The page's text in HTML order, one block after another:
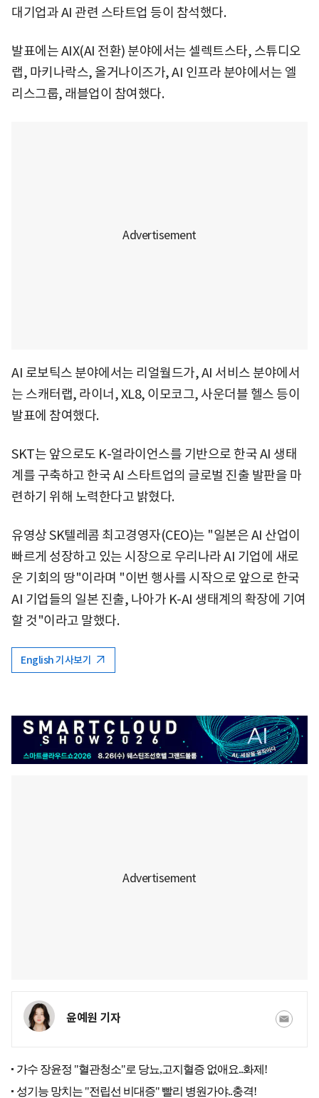
대기업과 AI 관련 스타트업 등이 참석했다.
발표에는 AIX(AI 전환) 분야에서는 셀렉트스타, 스튜디오
랩, 마키나락스, 올거나이즈가, AI 인프라 분야에서는 엘
리스그룹, 래블업이 참여했다.
AI 로보틱스 분야에서는 리얼월드가, AI 서비스 분야에서
는 스캐터랩, 라이너, XL8, 이모코그, 사운더블 헬스 등이
발표에 참여했다.
SKT는 앞으로도 K-얼라이언스를 기반으로 한국 AI 생태
계를 구축하고 한국 AI 스타트업의 글로벌 진출 발판을 마
련하기 위해 노력한다고 밝혔다.
유영상 SK텔레콤 최고경영자(CEO)는 "일본은 AI 산업이
빠르게 성장하고 있는 시장으로 우리나라 AI 기업에 새로
운 기회의 땅"이라며 "이번 행사를 시작으로 앞으로 한국
AI 기업들의 일본 진출, 나아가 K-AI 생태계의 확장에 기여
할 것"이라고 말했다.
English 기사보기
윤예원 기자